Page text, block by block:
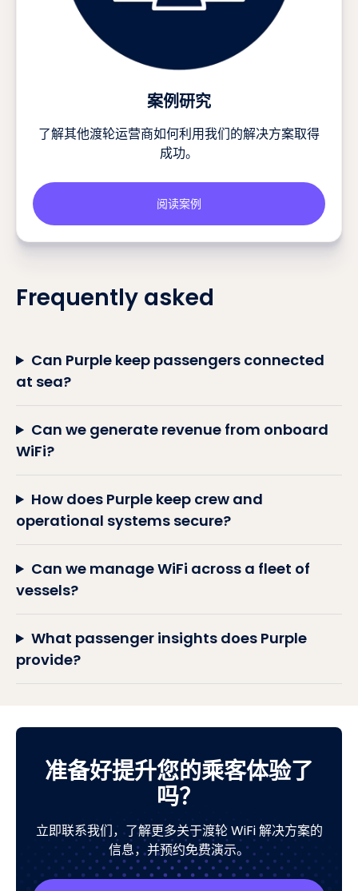
案例研究
了解其他渡轮运营商如何利用我们的解决方案取得
成功。
阅读案例
Frequently asked
Can Purple keep passengers connected
at sea?
Can we generate revenue from onboard
WiFi?
How does Purple keep crew and
operational systems secure?
Can we manage WiFi across a fleet of
vessels?
What passenger insights does Purple
provide?
准备好提升您的乘客体验了
吗？
立即联系我们，了解更多关于渡轮 WiFi 解决方案的
信息，并预约免费演示。